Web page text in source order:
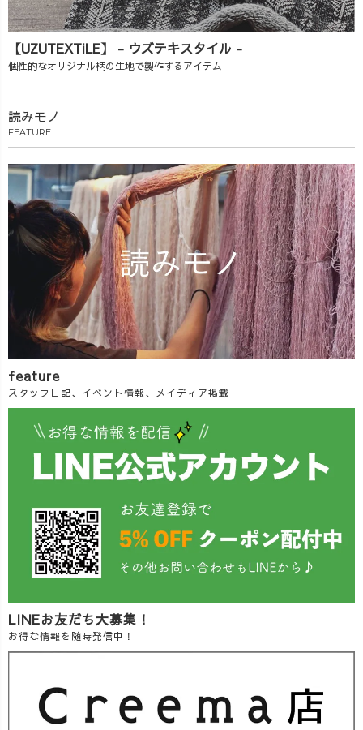
【UZUTEXTiLE】 - ウズテキスタイル -
個性的なオリジナル柄の生地で製作するアイテム
読みモノ
FEATURE
feature
スタッフ日記、イベント情報、メイディア掲載
LINEお友だち大募集！
お得な情報を随時発信中！